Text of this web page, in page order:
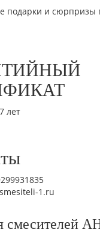
подарки и сюрпризы
лет
1.ru
смесителей